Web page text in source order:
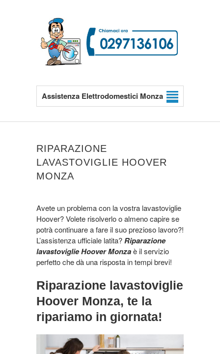
Assistenza Elettrodomestici Monza
RIPARAZIONE
LAVASTOVIGLIE HOOVER
MONZA
Avete un problema con la vostra lavastoviglie
Hoover? Volete risolverlo o almeno capire se
potrà continuare a fare il suo prezioso lavoro?!
L’assistenza ufficiale latita?Riparazione
lavastoviglie Hoover Monzaè il servizio
perfetto che dà una risposta in tempi brevi!
Riparazione lavastoviglie
Hoover Monza, te la
ripariamo in giornata!